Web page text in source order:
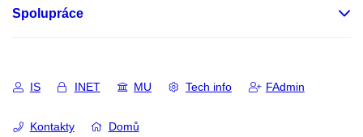
Spolupráce
IS INET MU Tech info FAdmin
Kontakty Domů